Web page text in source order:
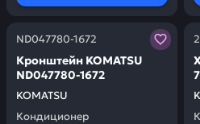
ND047780-1672
KOMATSU
Кронштейн KOMATSU
ND047780-1672
Кондиционер
Заказывая запчасти у нас,